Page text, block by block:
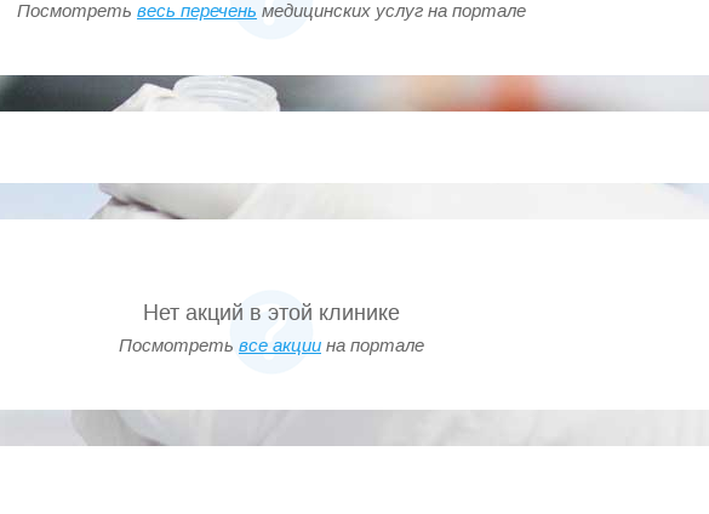
В и С (срок годности 3
не проводится пациентам в
Обследование проводится
Посмотреть весь перечень медицинских услуг на портале
Нет акций в этой клинике
Посмотреть все акции на портале